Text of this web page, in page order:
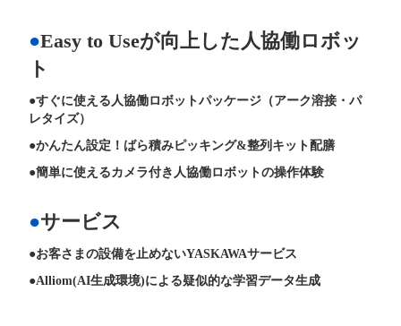
Easy to Useが向上した人協働ロボッ
ト
すぐに使える人協働ロボットパッケージ（アーク溶接・パ
レタイズ）
かんたん設定！ばら積みピッキング&整列キット配膳
簡単に使えるカメラ付き人協働ロボットの操作体験
サービス
お客さまの設備を止めないYASKAWAサービス
Alliom(AI生成環境)による疑似的な学習データ生成